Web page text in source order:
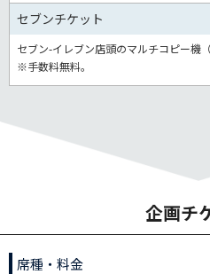
セブンチケット
セブン-イレブン店頭のマルチコピー機
※手数料無料。
企画チ
席種・料金